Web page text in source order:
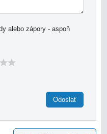
alebo zápory - aspoň
Odoslať